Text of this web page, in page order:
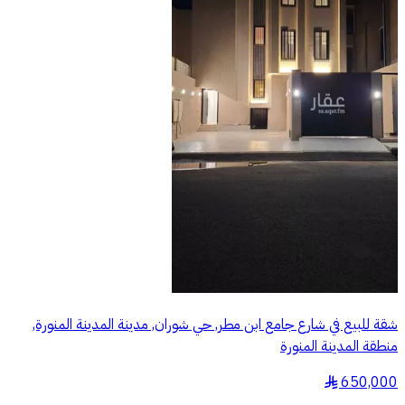
شقة للبيع في شارع جامع ابن مطر, حي شوران, مدينة المدينة المنورة,
منطقة المدينة المنورة
650,000
§